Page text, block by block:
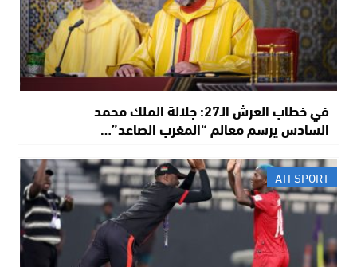
في خطاب العرش الـ27: جلالة الملك محمد
السادس يرسم معالم “المغرب الصاعد”…
ATI SPORT